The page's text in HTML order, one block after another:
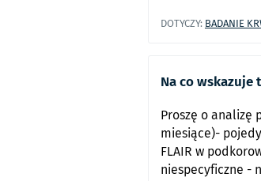
DOTYCZY: BADANIE
Na co wskazuje
Proszę o analizę
miesiące)-
FLAIR w
niespecyficzne -